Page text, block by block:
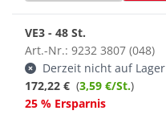
VE3 - 48 St.
Art.-Nr.: 9232 3807 (048)
Derzeit nicht auf Lager
172,22 € (3,59 €/St.)
25 % Ersparnis